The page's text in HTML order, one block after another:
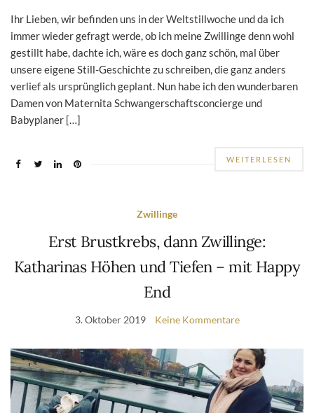
Ihr Lieben, wir befinden uns in der Weltstillwoche und da ich
immer wieder gefragt werde, ob ich meine Zwillinge denn wohl
gestillt habe, dachte ich, wäre es doch ganz schön, mal über
unsere eigene Still-Geschichte zu schreiben, die ganz anders
verlief als ursprünglich geplant. Nun habe ich den wunderbaren
Damen von Maternita Schwangerschaftsconcierge und
Babyplaner […]
WEITERLESEN
Zwillinge
Erst Brustkrebs, dann Zwillinge:
Katharinas Höhen und Tiefen – mit Happy
End
3. Oktober 2019 Keine Kommentare